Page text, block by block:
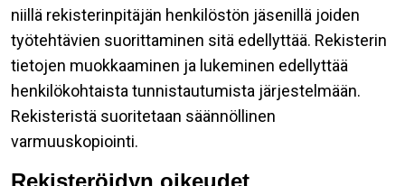
niillä rekisterinpitäjän henkilöstön jäsenillä joiden
työtehtävien suorittaminen sitä edellyttää. Rekisterin
tietojen muokkaaminen ja lukeminen edellyttää
henkilökohtaista tunnistautumista järjestelmään.
Rekisteristä suoritetaan säännöllinen
varmuuskopiointi.
Rekisteröidyn oikeudet